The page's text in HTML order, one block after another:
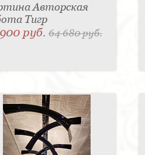
Авторская
Тигр
руб. 64 680 руб.